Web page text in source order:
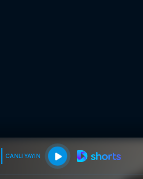
CANLI YAYIN
muhteşem ikili